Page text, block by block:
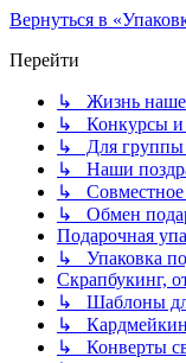
Вернуться в
Перейти
↳ Жизнь
↳ Конкурсы и
↳ Для группы
↳ Наши
↳ Совместное
↳ Обмен
Подарочная
↳ Упаковка
Скрапбукинг,
↳ Шаблоны
↳
↳ Конверты